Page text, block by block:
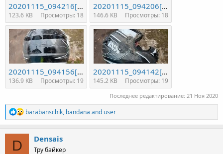
20201115_094216[1].jpg
123.6 KB Просмотры: 18
20201115_094206[1].jpg
146.6 KB Просмотры: 18
20201115_094156[1].jpg
136.9 KB Просмотры: 19
20201115_094142[1].jpg
145.2 KB Просмотры: 19
Последнее редактирование: 21 Ноя 2020
R
e
a
c
barabanschik, bandana and user
D Densais
Тру байкер